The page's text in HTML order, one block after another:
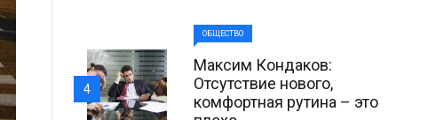
ОБЩЕСТВО
Максим Кондаков:
Отсутствие нового,
комфортная рутина – это
4